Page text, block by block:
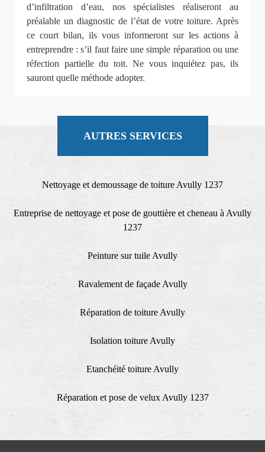
d’infiltration d’eau, nos spécialistes réaliseront au
préalable un diagnostic de l’état de votre toiture. Après
ce court bilan, ils vous informeront sur les actions à
entreprendre : s’il faut faire une simple réparation ou une
réfection partielle du toit. Ne vous inquiétez pas, ils
sauront quelle méthode adopter.
AUTRES SERVICES
Nettoyage et demoussage de toiture Avully 1237
Entreprise de nettoyage et pose de gouttière et cheneau à Avully
1237
Peinture sur tuile Avully
Ravalement de façade Avully
Réparation de toiture Avully
Isolation toiture Avully
Etanchéité toiture Avully
Réparation et pose de velux Avully 1237